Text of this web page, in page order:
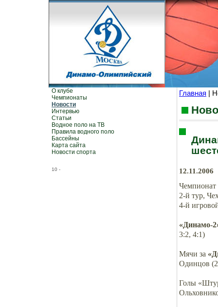
О клубе
Чемпионаты
Новости
Интервью
Статьи
Водное поло на ТВ
Правила водного поло
Бассейны
Карта сайта
Новости спорта
10 -
Главная |
12.11.2006
Чемпионат
2-й тур,
4-й
«Динамо-
3:2, 4:1)
Мячи за
Одинцов
Голы